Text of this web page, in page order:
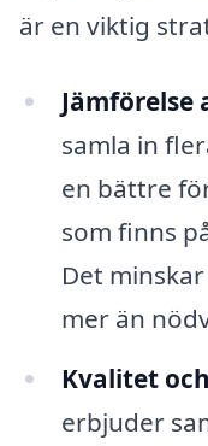
är en viktig
Jämförelse
samla in
en bättre
som finns
Det
mer än
Kvalitet
erbjuder